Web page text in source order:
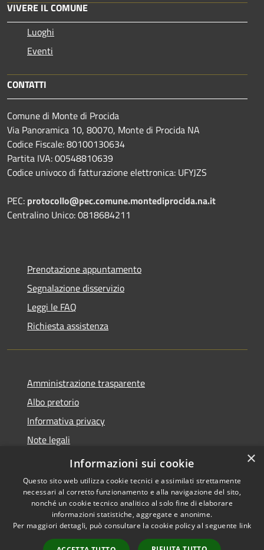
VIVERE IL COMUNE
Luoghi
Eventi
CONTATTI
Comune di Monte di Procida
Via Panoramica 10, 80070, Monte di Procida NA
Codice Fiscale: 80100130634
Partita IVA: 00548810639
Codice univoco di fatturazione elettronica: UFYJZS
PEC: protocollo@pec.comune.montediprocida.na.it
Centralino Unico:0818684211
Prenotazione appuntamento
Segnalazione disservizio
Leggi le FAQ
Richiesta assistenza
Amministrazione trasparente
Albo pretorio
Informativa privacy
Note legali
Dichiarazione di accessibilità
Accessibilità
Copyright © 2026 • Comune di
Monte di Procida • Powered by
Municipium• Accesso
×
Informazioni sui cookie
Questo sito web utilizza cookie tecnici e assimilati strettamente
necessari al corretto funzionamento e alla navigazione del sito,
nonché un cookie tecnico analitico al solo fine di elaborare
informazioni statistiche, aggregate e anonime.
Per maggiori dettagli, può consultare la cookie policy al seguente link